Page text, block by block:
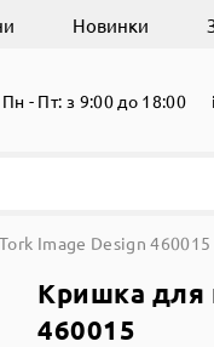
Новинки
Пн - Пт: з 9:00 до 18:00
Image Design 460015
Кришка для
460015